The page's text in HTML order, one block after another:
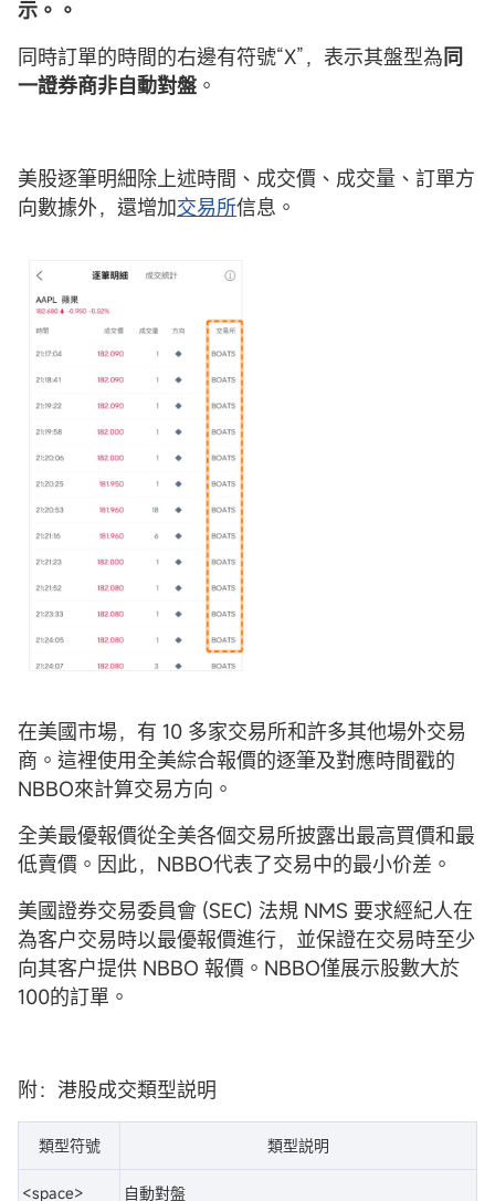
示。。
同時訂單的時間的右邊有符號“X”，表示其盤型為同
一證券商非自動對盤 。
美股逐筆明細除上述時間、成交價、成交量、訂單方
向數據外，還增加交易所信息。
在美國市場，有 10 多家交易所和許多其他場外交易
商。這裡使用全美綜合報價的逐筆及對應時間戳的
NBBO來計算交易方向。
全美最優報價從全美各個交易所披露出最高買價和最
低賣價。因此，NBBO代表了交易中的最小价差。
美國證券交易委員會 (SEC) 法規 NMS 要求經紀人在
為客户交易時以最優報價進行，並保證在交易時至少
向其客户提供 NBBO 報價。NBBO僅展示股數大於
100的訂單。
附：港股成交類型説明
類型符號 類型説明
<space> 自動對盤